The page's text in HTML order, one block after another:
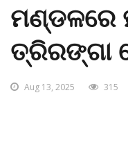
ମଣ୍ଡଳରେ
ତ୍ରିରଙ୍ଗା
Aug 13, 2025 315